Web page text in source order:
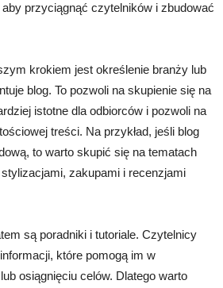
przyciągnąć czytelników i zbudować
krokiem jest określenie branży lub
blog. To pozwoli na skupienie się na
istotne dla odbiorców i pozwoli na
treści. Na przykład, jeśli blog
to warto skupić się na tematach
zakupami i recenzjami
są poradniki i tutoriale. Czytelnicy
które pomogą im w
osiągnięciu celów. Dlatego warto